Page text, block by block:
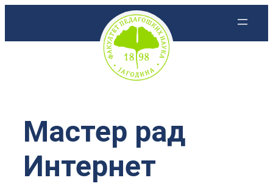
Мастер рад
Интернет